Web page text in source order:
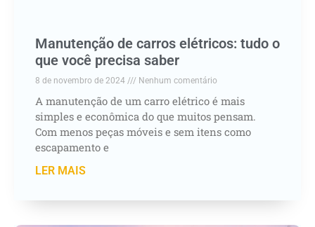
Manutenção de carros elétricos: tudo o
que você precisa saber
8 de novembro de 2024 Nenhum comentário
A manutenção de um carro elétrico é mais
simples e econômica do que muitos pensam.
Com menos peças móveis e sem itens como
escapamento e
LER MAIS